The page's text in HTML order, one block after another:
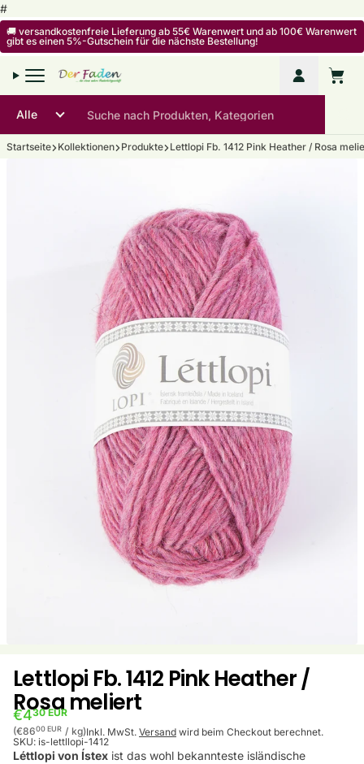
#Zum Inhalt springen
🚚 versandkostenfreie Lieferung ab 55€ Warenwert und ab 100€ Warenwert
gibt es einen 5%-Gutschein für die nächste Bestellung!
Mein
Startseite Kollektionen Produkte Lettlopi Fb. 1412 Pink Heather / Rosa
Lettlopi Fb. 1412 Pink Heather /
Rosa meliert
€430 EUR
Stückpreis
(€8600 EUR / pro
kg)Inkl. MwSt. Versand wird beim Checkout berechnet.
SKU: is-lettllopi-1412
Léttlopi von Ístex ist das wohl bekannteste isländische